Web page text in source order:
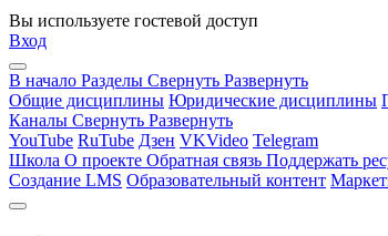
Вы используете гостевой доступ
Вход
В начало Разделы Свернуть Развернуть
Общие дисциплины Юридические дисциплины
Каналы Свернуть Развернуть
YouTube RuTube Дзен VKVideo Telegram
Школа О проекте Обратная связь Поддержать
Создание LMS Образовательный контент